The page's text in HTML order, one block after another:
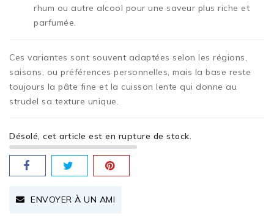
rhum ou autre alcool pour une saveur plus riche et
parfumée.
Ces variantes sont souvent adaptées selon les régions,
saisons, ou préférences personnelles, mais la base reste
toujours la pâte fine et la cuisson lente qui donne au
strudel sa texture unique.
Désolé, cet article est en rupture de stock.
ENVOYER À UN AMI